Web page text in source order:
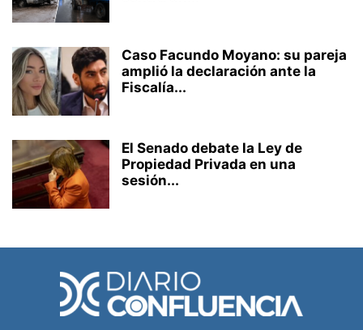
Caso Facundo Moyano: su pareja
amplió la declaración ante la
Fiscalía...
El Senado debate la Ley de
Propiedad Privada en una
sesión...